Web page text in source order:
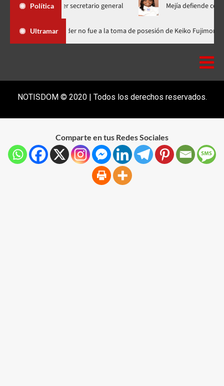
Política
escoger secretario general Mejía defiende consenso PRM
Ultramar Luis Abinader no fue a la toma de posesión de
NOTISDOM © 2020 | Todos los derechos reservados.
Comparte en tus Redes Sociales